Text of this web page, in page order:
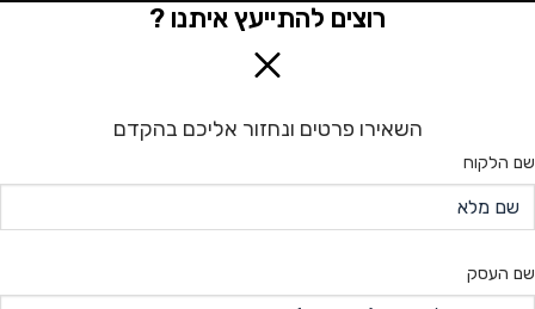
רוצים להתייעץ איתנו ?
השאירו פרטים ונחזור אליכם בהקדם
שם הלקוח
שם העסק